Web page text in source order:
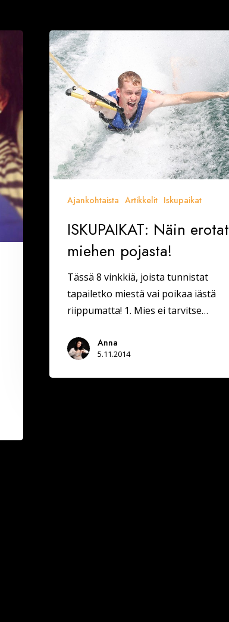
ISKUPAIKAT:
Näin
erotat
miehen
pojasta!
Ajankohtaista Artikkelit Iskupaikat
ISKUPAIKAT: Näin erotat
miehen pojasta!
Tässä 8 vinkkiä, joista tunnistat
tapailetko miestä vai poikaa iästä
riippumatta! 1. Mies ei tarvitse…
Anna
5.11.2014